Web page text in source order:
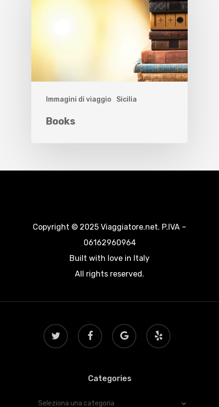
Immagini di viaggio Sicilia
Books
Copyright © 2025 Viaggiatore.net. P.IVA –
06162960964
Built with love in Italy
All rights reserved.
twitter facebook
google-
plus
yelp
Categories
Categories